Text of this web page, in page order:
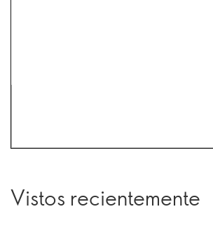
Vistos recientemente